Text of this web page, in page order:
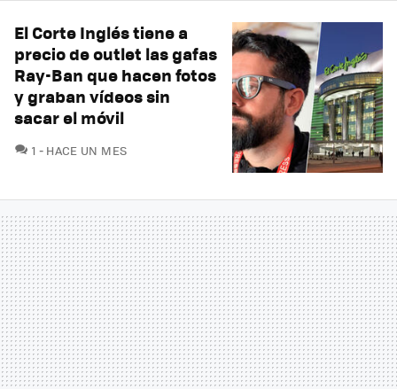
El Corte Inglés tiene a
precio de outlet las gafas
Ray-Ban que hacen fotos
y graban vídeos sin
sacar el móvil
1 COMENTARIOS
HACE UN MES